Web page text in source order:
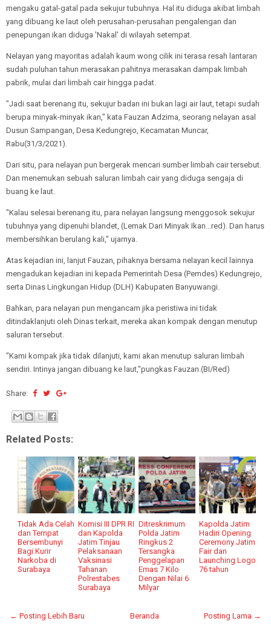
mengaku gatal-gatal pada sekujur tubuhnya. Hal itu diduga akibat limbah
yang dibuang ke laut oleh perusahan-perusahan pengalengan dan
penepungan ikan diduga 'Nakal' di wilayah setempat.
Nelayan yang mayoritas adalah kaum wong cilik ini terasa resah lantaran
sudah puluhan tahun merasakan pahitnya merasakan dampak limbah
pabrik, mulai dari limbah cair hingga padat.
"Jadi saat berenang itu, sekujur badan ini bukan lagi air laut, tetapi sudah
berupa minyak-minyak ikan," kata Fauzan Adzima, seorang nelayan asal
Dusun Sampangan, Desa Kedungrejo, Kecamatan Muncar,
Rabu(31/3/2021).
Dari situ, para nelayan pun bergerak mencari sumber limbah cair tersebut.
Dan menemukan sebuah saluran limbah cair yang diduga sengaja di
buang ke laut.
"Kalau selesai berenang itu, para nelayan langsung menggosok sekujur
tubuhnya yang dipenuhi blandet, (Lemak Dari Minyak Ikan...red). Dan harus
membersihkan berulang kali," ujarnya.
Atas kejadian ini, lanjut Fauzan, pihaknya bersama nelayan kecil lainnya
mengadukan kejadian ini kepada Pemerintah Desa (Pemdes) Kedungrejo,
serta Dinas Lingkungan Hidup (DLH) Kabupaten Banyuwangi.
Bahkan, para nelayan pun mengancam jika peristiwa ini tidak
ditindaklanjuti oleh Dinas terkait, mereka akan kompak dengan menutup
saluran tersebut.
"Kami kompak jika tidak dilanjuti, kami akan menutup saluran limbah
sendiri. Intinya jangan dibuang ke laut,"pungkas Fauzan.(BI/Red)
Share:
Related Posts:
Tidak Ada Celah
dan Tempat
Bersembunyi
Bagi Kurir
Narkoba di
Surabaya
Komisi III DPR RI
dan Kapolda
Jatim Tinjau
Pelaksanaan
Vaksinasi
Tahanan
Polrestabes
Surabaya
Ditreskrimum
Polda Jatim
Ringkus 2
Tersangka
Penggelapan
Emas 7 Kilo
Dengan Nilai 6
Milyar
Kapolda Jatim
Hadiri Opening
Ceremony Jatim
Fair dan
Launching Logo
76 tahun
← Posting Lebih Baru Posting Lama →
Beranda